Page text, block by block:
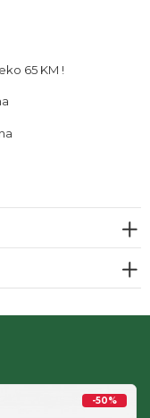
65 KM !
-50%